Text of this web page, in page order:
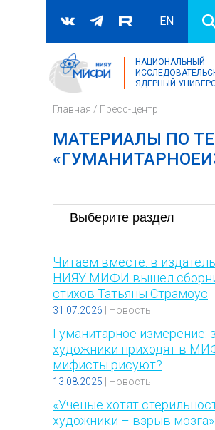
Форма поиска
Поиск
EN
НАЦИОНАЛЬНЫЙ
ЯДЕРНЫЙ
Главная / Пресс-центр
МАТЕРИАЛЫ ПО
Читаем вместе: в
НИЯУ МИФИ вышел
стихов Татьяны Страмоус
31.07.2026 Новость
Гуманитарное измерение:
художники приходят в
мифисты рисуют?
13.08.2025 Новость
«Ученые хотят
художники – взрыв